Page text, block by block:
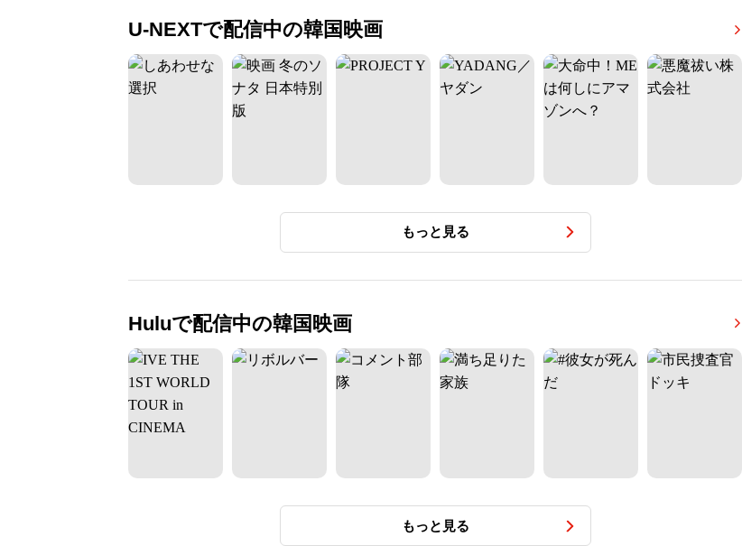
U-NEXTで配信中の韓国映画
もっと見る
Huluで配信中の韓国映画
もっと見る